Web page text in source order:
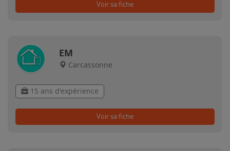
Voir sa fiche
EM
Carcassonne
15 ans d'expérience
Voir sa fiche